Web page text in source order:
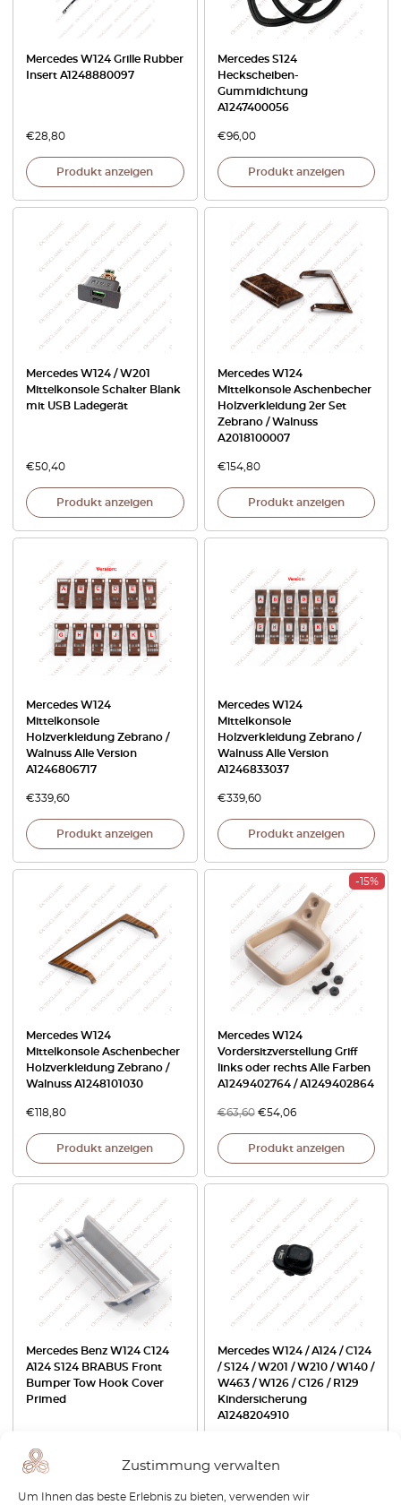
Zustimmung verwalten
Um Ihnen das beste Erlebnis zu bieten, verwenden wir
Mercedes W124 Grille Rubber
Insert A1248880097
€28,80
Produkt anzeigen
Mercedes S124
Heckscheiben-
Gummidichtung
A1247400056
€96,00
Produkt anzeigen
Mercedes W124 / W201
Mittelkonsole Schalter Blank
mit USB Ladegerät
€50,40
Produkt anzeigen
Mercedes W124
Mittelkonsole Aschenbecher
Holzverkleidung 2er Set
Zebrano / Walnuss
A2018100007
€154,80
Produkt anzeigen
Mercedes W124
Mittelkonsole
Holzverkleidung Zebrano /
Walnuss Alle Version
A1246806717
€339,60
Produkt anzeigen
Mercedes W124
Mittelkonsole
Holzverkleidung Zebrano /
Walnuss Alle Version
A1246833037
€339,60
Produkt anzeigen
Mercedes W124
Mittelkonsole Aschenbecher
Holzverkleidung Zebrano /
Walnuss A1248101030
€118,80
Produkt anzeigen
-15%
Mercedes W124
Vordersitzverstellung Griff
links oder rechts Alle Farben
A1249402764 / A1249402864
€63,60 €54,06
Produkt anzeigen
Mercedes Benz W124 C124
A124 S124 BRABUS Front
Bumper Tow Hook Cover
Primed
Mercedes W124 / A124 / C124
/ S124 / W201 / W210 / W140 /
W463 / W126 / C126 / R129
Kindersicherung
A1248204910